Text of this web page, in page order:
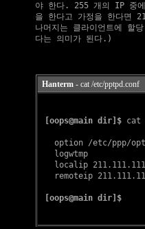
야 한다. 255 개의 IP 중
을 한다고 가정을 한다면
나머지는 클라이언트에 할
    다는 의미가 된다.)
Hanterm- cat /etc/pptpd.conf
[oops@main dir]$ cat
option /etc/ppp/
   logwtmp
localip
remoteip
[oops@main dir]$